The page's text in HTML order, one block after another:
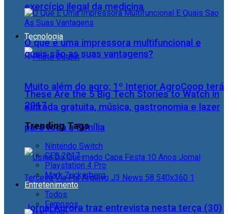
exercício ilegal da medicina
Tecnologia
Muito além do agro: 1º Interior AgroCoop terá
entrada gratuita, música, gastronomia e lazer
para toda a família
Jornal Aurora traz entrevista nesta terça (30)
O que é uma impressora multifuncional e
quais são as suas vantagens?
These Are the 5 Big Tech Stories to Watch in
2017
Trending Tags
Nintendo Switch
CES 2017
Playstation 4 Pro
Mark Zuckerberg
Entretenimento
Todos
Famosos